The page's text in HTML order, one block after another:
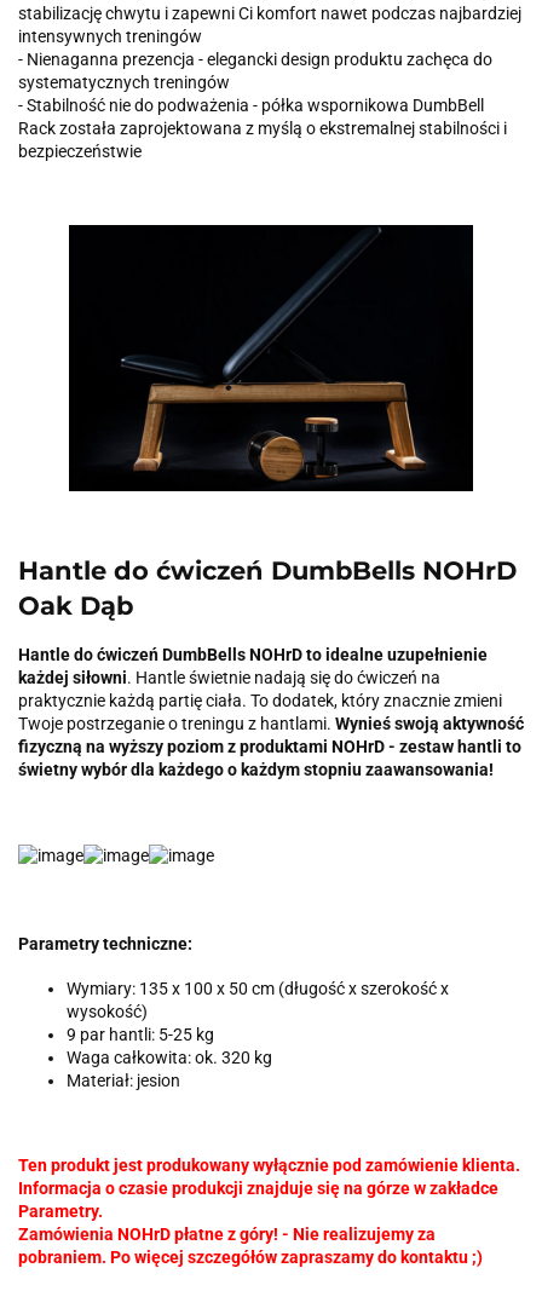
stabilizację chwytu i zapewni Ci komfort nawet podczas najbardziej
intensywnych treningów
- Nienaganna prezencja - elegancki design produktu zachęca do
systematycznych treningów
- Stabilność nie do podważenia - półka wspornikowa DumbBell
Rack została zaprojektowana z myślą o ekstremalnej stabilności i
bezpieczeństwie
Hantle do ćwiczeń DumbBells NOHrD
Oak Dąb
Hantle do ćwiczeń DumbBells NOHrD to idealne uzupełnienie
każdej siłowni. Hantle świetnie nadają się do ćwiczeń na
praktycznie każdą partię ciała. To dodatek, który znacznie zmieni
Twoje postrzeganie o treningu z hantlami. Wynieś swoją aktywność
fizyczną na wyższy poziom z produktami NOHrD - zestaw hantli to
świetny wybór dla każdego o każdym stopniu zaawansowania!
Parametry techniczne:
Wymiary: 135 x 100 x 50 cm (długość x szerokość x
wysokość)
9 par hantli: 5-25 kg
Waga całkowita: ok. 320 kg
Materiał: jesion
Ten produkt jest produkowany wyłącznie pod zamówienie klienta.
Informacja o czasie produkcji znajduje się na górze w zakładce
Parametry.
Zamówienia NOHrD płatne z góry! - Nie realizujemy za
pobraniem. Po więcej szczegółów zapraszamy do kontaktu ;)